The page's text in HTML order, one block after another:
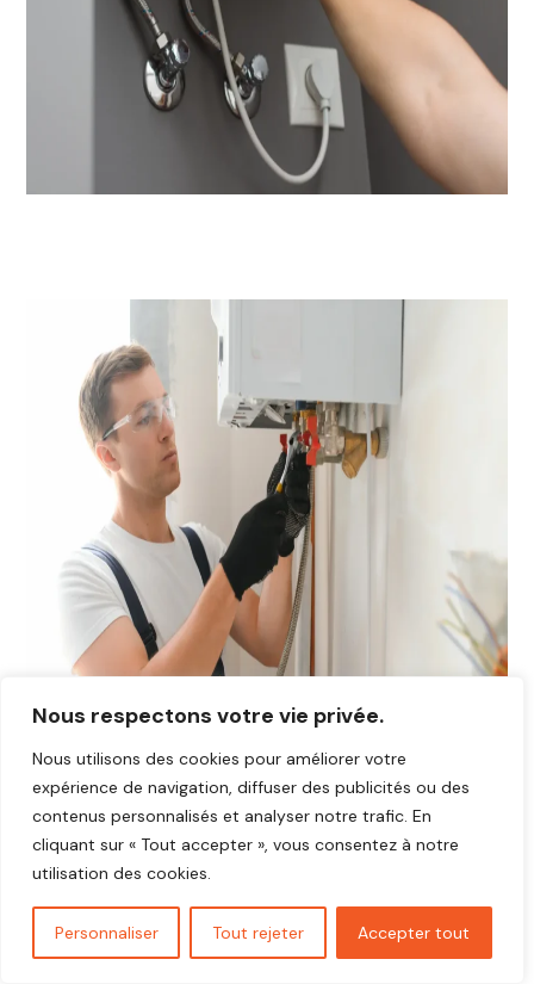
Nous respectons votre vie privée.
Nous utilisons des cookies pour améliorer votre
expérience de navigation, diffuser des publicités ou des
contenus personnalisés et analyser notre trafic. En
cliquant sur « Tout accepter », vous consentez à notre
utilisation des cookies.
Personnaliser Tout rejeter Accepter tout
Avis plombier Croth 27530
Vous cherchez un plombier fiable et réactif dansCroth
27530?
bénéficié d’interventions rapides, soignées et au juste prix.
Nos artisans plombiers interviennent pour toutes vos